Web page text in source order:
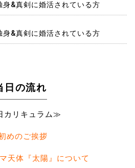
身&真剣に婚活されている方
身&真剣に婚活されている方
日の流れ
カリキュラム≫
めのご挨拶
天体『太陽』について